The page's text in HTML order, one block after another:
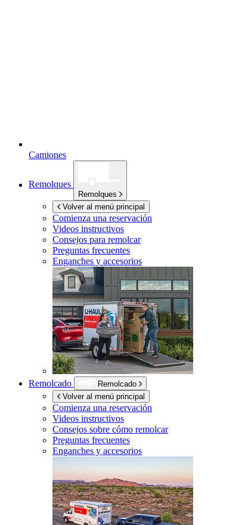
Camiones
Remolques
Remolques
Volver al menú principal
Comienza una reservación
Videos instructivos
Consejos para remolcar
Preguntas frecuentes
Enganches y accesorios
Remolcado
Remolcado
Volver al menú principal
Comienza una reservación
Videos instructivos
Consejos sobre cómo remolcar
Preguntas frecuentes
Enganches y accesorios